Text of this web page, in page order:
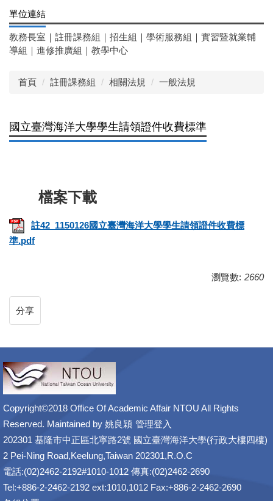
單位連結
教務長室 ｜ 註冊課務組 ｜ 招生組 ｜ 學術服務組 ｜ 實習暨就業輔
導組 ｜ 進修推廣組 ｜ 教學中心
首頁 註冊課務組 相關法規 一般法規
國立臺灣海洋大學學生請領證件收費標準
註42_1150126國立臺灣海洋大學學生請領證件收費標
準.pdf
瀏覽數: 2660
分享
Copyright©2018 Office Of Academic Affair NTOU All Rights
Reserved. Maintained by 姚良穎 管理登入
202301 基隆市中正區北寧路2號 國立臺灣海洋大學(行政大樓四樓)
2 Pei-Ning Road,Keelung,Taiwan 202301,R.O.C
電話:(02)2462-2192#1010-1012 傳真:(02)2462-2690
Tel:+886-2-2462-2192 ext:1010,1012 Fax:+886-2-2462-2690